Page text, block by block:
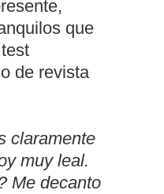
que
de revista
claramente
muy leal.
Me decanto